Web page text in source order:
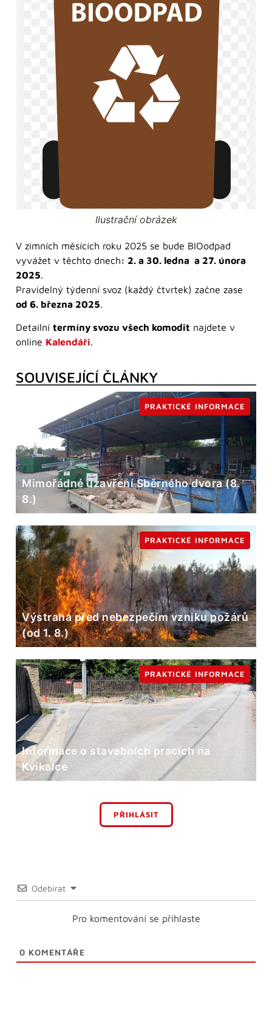
Ilustrační obrázek
V zimních měsících roku 2025 se bude BIOodpad
vyvážet v těchto dnech: 2. a 30. ledna a 27. února
2025.
Pravidelný týdenní svoz (každý čtvrtek) začne zase
od 6. března 2025.
Detailní termíny svozu všech komodit najdete v
online Kalendáři.
SOUVISEJÍCÍ ČLÁNKY
Mimořádné uzavření Sběrného dvora (8.
8.)
PRAKTICKÉ INFORMACE
Výstraha před nebezpečím vzniku požárů
(od 1. 8.)
PRAKTICKÉ INFORMACE
Informace o stavebních pracích na
Kvíkalce
PRAKTICKÉ INFORMACE
PŘIHLÁSIT
Odebírat
Pro komentování se přihlaste
0 KOMENTÁŘE